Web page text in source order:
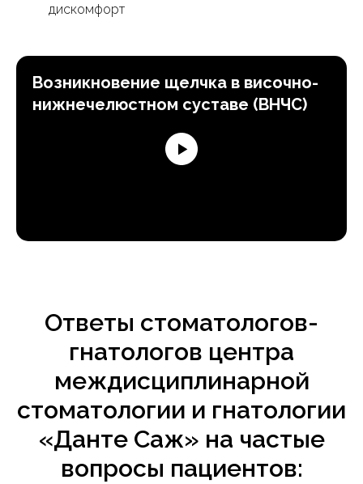
дискомфорт
Возникновение щелчка в височно-
нижнечелюстном суставе (ВНЧС)
Ответы стоматологов-
гнатологов центра
междисциплинарной
стоматологии и гнатологии
«Данте Саж» на частые
вопросы пациентов: